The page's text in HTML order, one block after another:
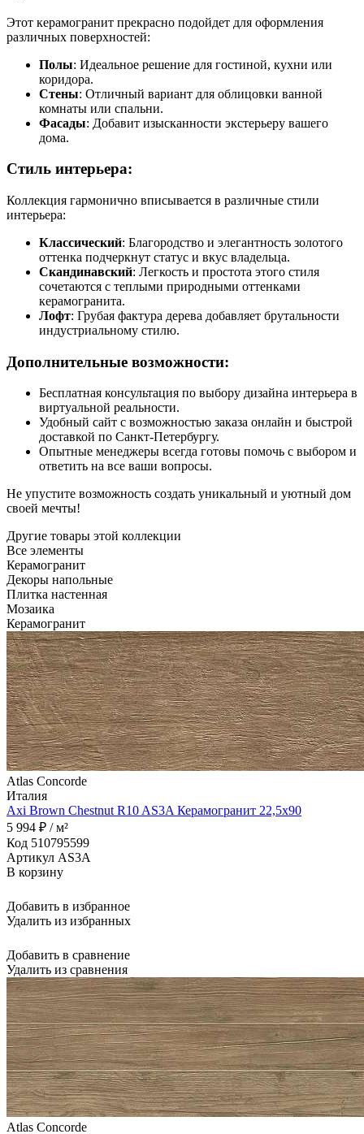
Этот керамогранит прекрасно подойдет для оформления
различных поверхностей:
Полы: Идеальное решение для гостиной, кухни или
коридора.
Стены: Отличный вариант для облицовки ванной
комнаты или спальни.
Фасады: Добавит изысканности экстерьеру вашего
дома.
Стиль интерьера:
Коллекция гармонично вписывается в различные стили
интерьера:
Классический: Благородство и элегантность золотого
оттенка подчеркнут статус и вкус владельца.
Скандинавский: Легкость и простота этого стиля
сочетаются с теплыми природными оттенками
керамогранита.
Лофт: Грубая фактура дерева добавляет брутальности
индустриальному стилю.
Дополнительные возможности:
Бесплатная консультация по выбору дизайна интерьера в
виртуальной реальности.
Удобный сайт с возможностью заказа онлайн и быстрой
доставкой по Санкт-Петербургу.
Опытные менеджеры всегда готовы помочь с выбором и
ответить на все ваши вопросы.
Не упустите возможность создать уникальный и уютный дом
своей мечты!
Другие товары этой коллекции
Все элементы
Керамогранит
Декоры напольные
Плитка настенная
Мозаика
Керамогранит
Atlas Concorde
Италия
Axi Brown Chestnut R10 AS3A Керамогранит 22,5x90
5 994 ₽ / м²
Код 510795599
Артикул AS3A
В корзину
Добавить в избранное
Удалить из избранных
Добавить в сравнение
Удалить из сравнения
Atlas Concorde